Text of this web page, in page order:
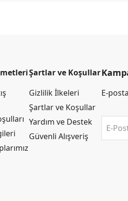
Şartlar ve Koşullar
Gizlilik İlkeleri
Şartlar ve Koşullar
Yardım ve Destek
Güvenli Alışveriş
E-
E-